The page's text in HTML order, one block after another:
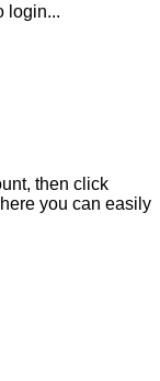
login...
then click
you can easily